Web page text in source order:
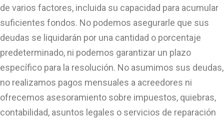
de varios factores, incluida su capacidad para acumular
suficientes fondos. No podemos asegurarle que sus
deudas se liquidarán por una cantidad o porcentaje
predeterminado, ni podemos garantizar un plazo
específico para la resolución. No asumimos sus deudas,
no realizamos pagos mensuales a acreedores ni
ofrecemos asesoramiento sobre impuestos, quiebras,
contabilidad, asuntos legales o servicios de reparación